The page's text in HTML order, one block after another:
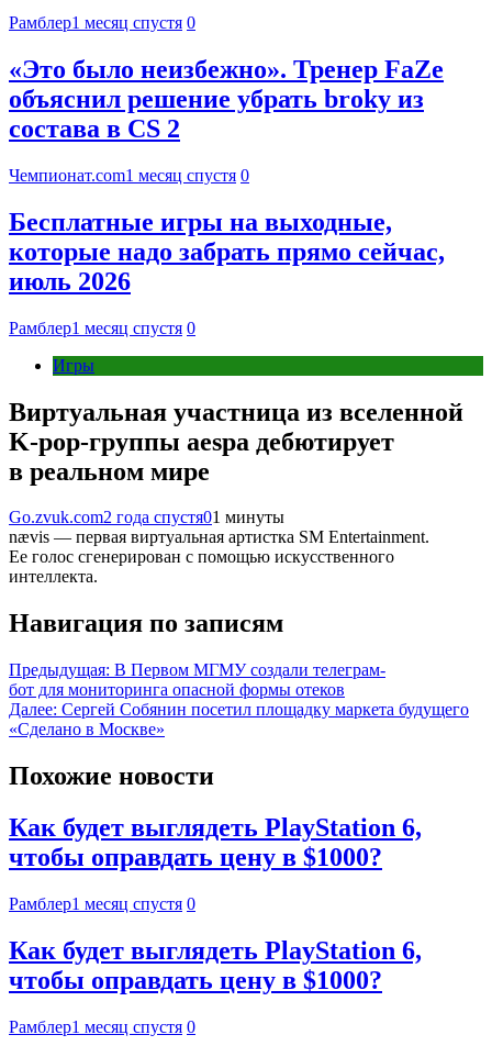
Рамблер1 месяц спустя 0
«Это было неизбежно». Тренер FaZe
объяснил решение убрать broky из
состава в CS 2
Чемпионат.com1 месяц спустя 0
Бесплатные игры на выходные,
которые надо забрать прямо сейчас,
июль 2026
Рамблер1 месяц спустя 0
Игры
Виртуальная участница из вселенной
K-pop-группы aespa дебютирует
в реальном мире
Go.zvuk.com2 года спустя01 минуты
nævis — первая виртуальная артистка SM Entertainment.
Ее голос сгенерирован с помощью искусственного
интеллекта.
Навигация по записям
Предыдущая: В Первом МГМУ создали телеграм-
бот для мониторинга опасной формы отеков
Далее: Сергей Собянин посетил площадку маркета будущего
«Сделано в Москве»
Похожие новости
Как будет выглядеть PlayStation 6,
чтобы оправдать цену в $1000?
Рамблер1 месяц спустя 0
Как будет выглядеть PlayStation 6,
чтобы оправдать цену в $1000?
Рамблер1 месяц спустя 0